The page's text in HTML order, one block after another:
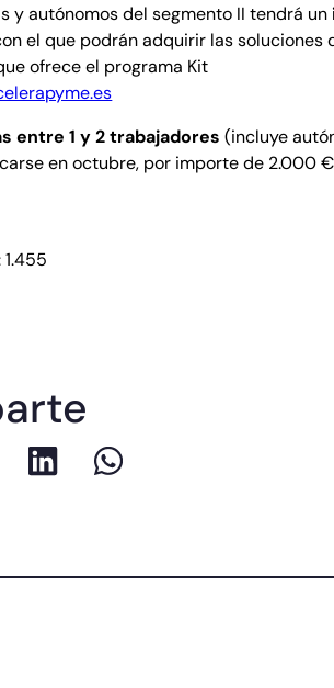
y autónomos del segmento II tendrá un
el que podrán adquirir las soluciones
ofrece el programa Kit
entre 1 y 2 trabajadores (incluye
en octubre, por importe de 2.000
1.455